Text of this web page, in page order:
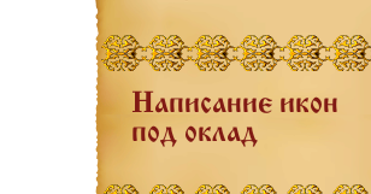
Написание икон
под оклад